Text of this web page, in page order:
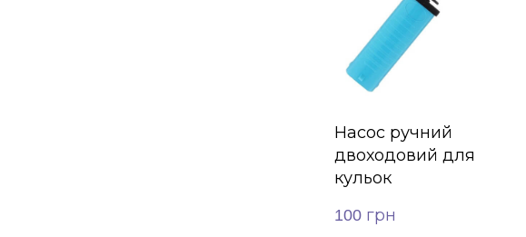
Насос ручний
двоходовий для
кульок
100 грн